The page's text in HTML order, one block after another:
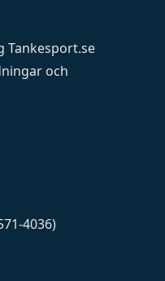
Tankesport.se
och
4036)